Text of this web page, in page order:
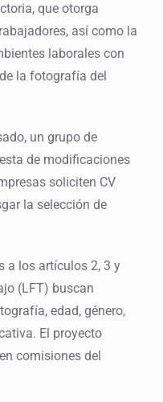
que otorga
así como la
laborales con
la fotografía del
un grupo de
de modificaciones
soliciten CV
la selección de
a los artículos 2, 3 y
(LFT) buscan
edad, género,
El proyecto
comisiones del